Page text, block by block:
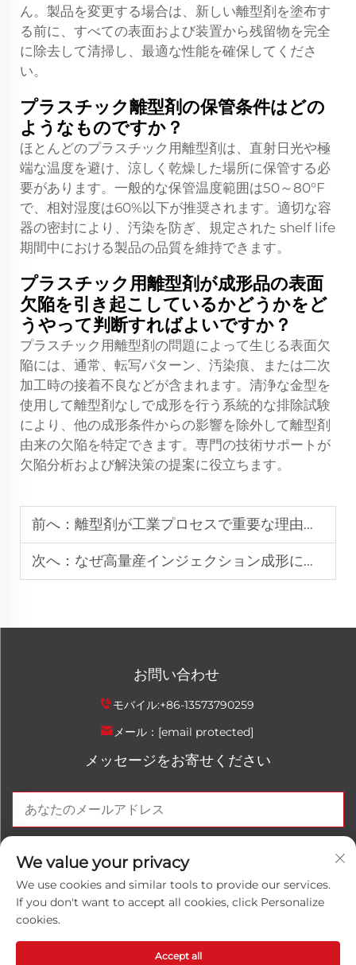
ん。製品を変更する場合は、新しい離型剤を塗布す
る前に、すべての表面および装置から残留物を完全
に除去して清掃し、最適な性能を確保してくださ
い。
プラスチック離型剤の保管条件はどの
ようなものですか？
ほとんどのプラスチック用離型剤は、直射日光や極
端な温度を避け、涼しく乾燥した場所に保管する必
要があります。一般的な保管温度範囲は50～80°F
で、相対湿度は60%以下が推奨されます。適切な容
器の密封により、汚染を防ぎ、規定された shelf life
期間中における製品の品質を維持できます。
プラスチック用離型剤が成形品の表面
欠陥を引き起こしているかどうかをど
うやって判断すればよいですか？
プラスチック用離型剤の問題によって生じる表面欠
陥には、通常、転写パターン、汚染痕、または二次
加工時の接着不良などが含まれます。清浄な金型を
使用して離型剤なしで成形を行う系統的な排除試験
により、他の成形条件からの影響を除外して離型剤
由来の欠陥を特定できます。専門の技術サポートが
欠陥分析および解決策の提案に役立ちます。
前へ： 離型剤が工業プロセスで重要な理由は何ですか？
次へ： なぜ高量産インジェクション成形にはプラスチック離型剤が不可欠なのですか？
お問い合わせ
モバイル:+86-13573790259
メール： [email protected]
メッセージをお寄せください
今すぐ送信
プライバシーポリシー
We value your privacy
We use cookies and similar tools to provide our services.
If you don't want to accept all cookies, click Personalize
cookies.
Accept all